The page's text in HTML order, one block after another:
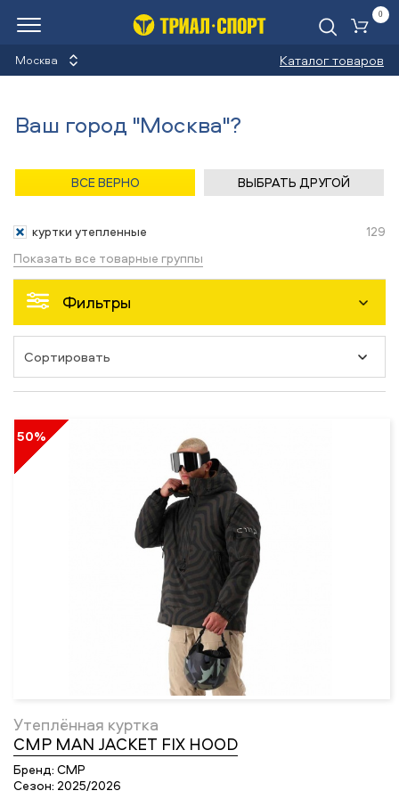
Москва Каталог товаров
0
Одежда
куртки утепленные
129
Показать все товарные группы
Фильтры
50%
Утеплённая куртка
CMP MAN JACKET FIX HOOD
Бренд: CMP
Сезон: 2025/2026
Ваш город "Москва"?
ВСЕ ВЕРНО ВЫБРАТЬ ДРУГОЙ